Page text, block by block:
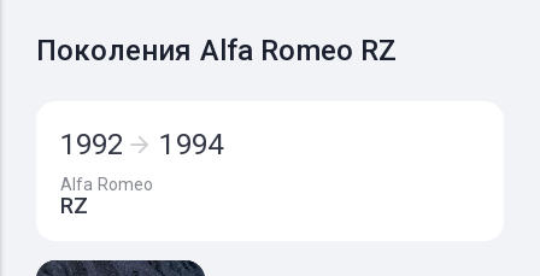
Поколения Alfa Romeo RZ
1992 1994
Alfa Romeo
RZ